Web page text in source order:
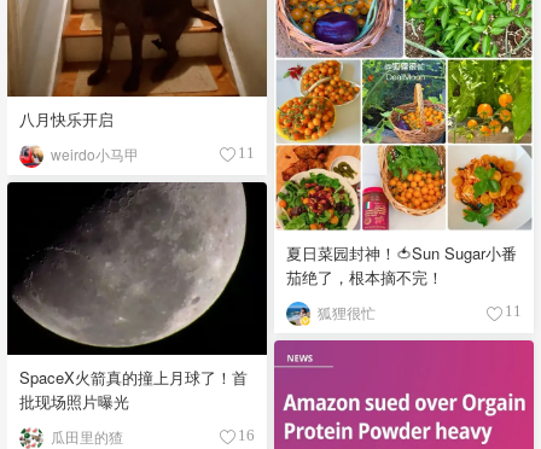
八月快乐开启
weirdo小马甲 11
夏日菜园封神！🍅Sun Sugar小番
茄绝了，根本摘不完！
狐狸很忙 11
SpaceX火箭真的撞上月球了！首
批现场照片曝光
瓜田里的猹 16